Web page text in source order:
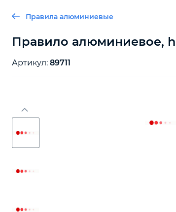
Правила алюминиевые
Правило алюминиевое,
Артикул: 89711